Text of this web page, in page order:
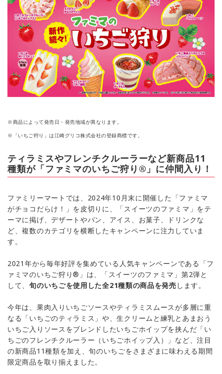
※商品によって発売日・発売地域が異なります。
※「いちご狩り」は江崎グリコ株式会社の登録商標です。
ティラミスやフレンチクルーラーなど新商品11
種類が「ファミマのいちご狩り®」に仲間入り！
ファミリーマートでは、2024年10月末に開催した「ファミマ
がチョコだらけ！」を皮切りに、「スイーツのファミマ」をテ
ーマに掲げ、デザートやパン、アイス、お菓子、ドリンクな
ど、複数のカテゴリを横断したキャンペーンに注力していま
す。
2021年から毎年好評を集めている人気キャンペーンである「フ
ァミマのいちご狩り®」は、「スイーツのファミマ」第2弾と
して、旬のいちごを使用した全21種類の商品を発売 します。
今年は、果肉入りいちごソースやティラミスムースが多層に重
なる「いちごのティラミス」や、生クリームと練乳とあまおう
いちご入りソースをブレンドしたいちごホイップを挟んだ「い
ちごのフレンチクルーラー（いちごホイップ入）」など、注目
の新商品11種類を加え、旬のいちごをさまざまに味わえる期間
限定商品を取り揃えました。